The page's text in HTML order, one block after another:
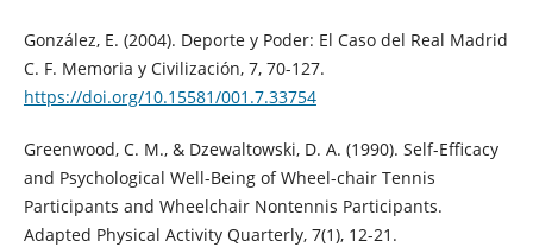
González, E. (2004). Deporte y Poder: El Caso del Real Madrid
C. F. Memoria y Civilización, 7, 70-127.
https://doi.org/10.15581/001.7.33754
Greenwood, C. M., & Dzewaltowski, D. A. (1990). Self-Efficacy
and Psychological Well-Being of Wheel-chair Tennis
Participants and Wheelchair Nontennis Participants.
Adapted Physical Activity Quarterly, 7(1), 12-21.